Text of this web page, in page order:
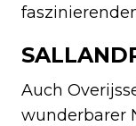
Auch
wunderbarer